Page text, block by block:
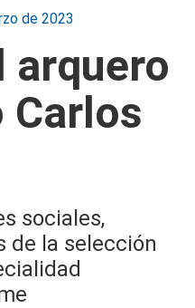
de 2023
arquero
Carlos
sociales,
de la selección